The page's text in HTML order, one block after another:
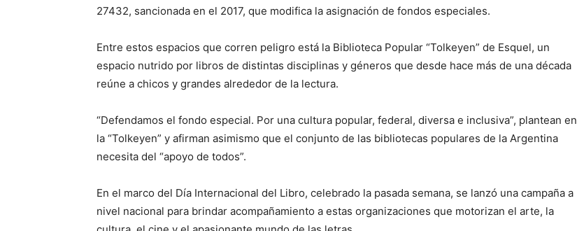
27432, sancionada en el 2017, que modifica la asignación de fondos especiales.
Entre estos espacios que corren peligro está la Biblioteca Popular “Tolkeyen” de Esquel, un
espacio nutrido por libros de distintas disciplinas y géneros que desde hace más de una década
reúne a chicos y grandes alrededor de la lectura.
“Defendamos el fondo especial. Por una cultura popular, federal, diversa e inclusiva”, plantean en
la “Tolkeyen” y afirman asimismo que el conjunto de las bibliotecas populares de la Argentina
necesita del “apoyo de todos”.
En el marco del Día Internacional del Libro, celebrado la pasada semana, se lanzó una campaña a
nivel nacional para brindar acompañamiento a estas organizaciones que motorizan el arte, la